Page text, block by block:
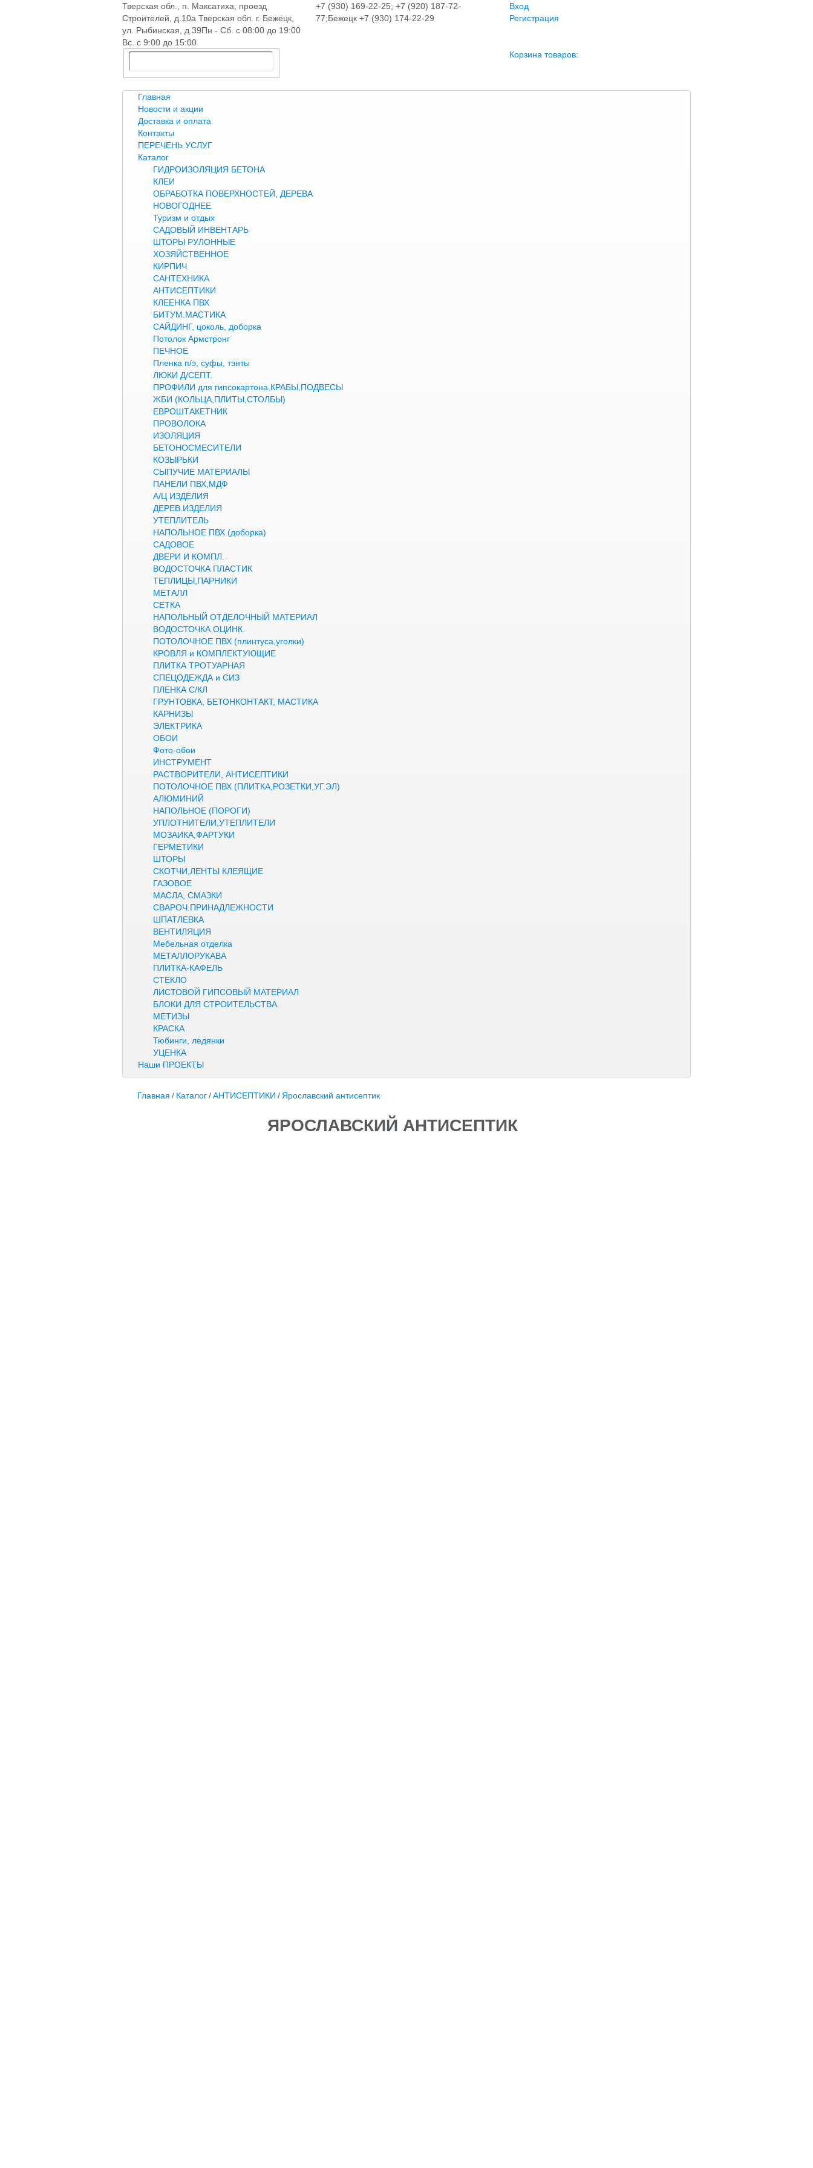
Тверская обл., п. Максатиха, проезд
Строителей, д.10а Тверская обл. г. Бежецк,
ул. Рыбинская, д.39Пн - Сб. с 08:00 до 19:00
Вс. с 9:00 до 15:00
+7 (930) 169-22-25; +7 (920) 187-72-
77;Бежецк +7 (930) 174-22-29
Вход
Регистрация
Корзина товаров:
Главная
Новости и акции
Доставка и оплата
Контакты
ПЕРЕЧЕНЬ УСЛУГ
Каталог
ГИДРОИЗОЛЯЦИЯ БЕТОНА
КЛЕИ
ОБРАБОТКА ПОВЕРХНОСТЕЙ, ДЕРЕВА
НОВОГОДНЕЕ
Туризм и отдых
САДОВЫЙ ИНВЕНТАРЬ
ШТОРЫ РУЛОННЫЕ
ХОЗЯЙСТВЕННОЕ
КИРПИЧ
САНТЕХНИКА
АНТИСЕПТИКИ
КЛЕЕНКА ПВХ
БИТУМ.МАСТИКА
САЙДИНГ, цоколь, доборка
Потолок Армстронг
ПЕЧНОЕ
Пленка п/э, суфы, тэнты
ЛЮКИ Д/СЕПТ.
ПРОФИЛИ для гипсокартона,КРАБЫ,ПОДВЕСЫ
ЖБИ (КОЛЬЦА,ПЛИТЫ,СТОЛБЫ)
ЕВРОШТАКЕТНИК
ПРОВОЛОКА
ИЗОЛЯЦИЯ
БЕТОНОСМЕСИТЕЛИ
КОЗЫРЬКИ
СЫПУЧИЕ МАТЕРИАЛЫ
ПАНЕЛИ ПВХ,МДФ
А/Ц ИЗДЕЛИЯ
ДЕРЕВ.ИЗДЕЛИЯ
УТЕПЛИТЕЛЬ
НАПОЛЬНОЕ ПВХ (доборка)
САДОВОЕ
ДВЕРИ И КОМПЛ.
ВОДОСТОЧКА ПЛАСТИК
ТЕПЛИЦЫ,ПАРНИКИ
МЕТАЛЛ
СЕТКА
НАПОЛЬНЫЙ ОТДЕЛОЧНЫЙ МАТЕРИАЛ
ВОДОСТОЧКА ОЦИНК.
ПОТОЛОЧНОЕ ПВХ (плинтуса,уголки)
КРОВЛЯ и КОМПЛЕКТУЮЩИЕ
ПЛИТКА ТРОТУАРНАЯ
СПЕЦОДЕЖДА и СИЗ
ПЛЕНКА С/КЛ
ГРУНТОВКА, БЕТОНКОНТАКТ, МАСТИКА
КАРНИЗЫ
ЭЛЕКТРИКА
ОБОИ
Фото-обои
ИНСТРУМЕНТ
РАСТВОРИТЕЛИ, АНТИСЕПТИКИ
ПОТОЛОЧНОЕ ПВХ (ПЛИТКА,РОЗЕТКИ,УГ.ЭЛ)
АЛЮМИНИЙ
НАПОЛЬНОЕ (ПОРОГИ)
УПЛОТНИТЕЛИ,УТЕПЛИТЕЛИ
МОЗАИКА,ФАРТУКИ
ГЕРМЕТИКИ
ШТОРЫ
СКОТЧИ,ЛЕНТЫ КЛЕЯЩИЕ
ГАЗОВОЕ
МАСЛА, СМАЗКИ
СВАРОЧ.ПРИНАДЛЕЖНОСТИ
ШПАТЛЕВКА
ВЕНТИЛЯЦИЯ
Мебельная отделка
МЕТАЛЛОРУКАВА
ПЛИТКА-КАФЕЛЬ
СТЕКЛО
ЛИСТОВОЙ ГИПСОВЫЙ МАТЕРИАЛ
БЛОКИ ДЛЯ СТРОИТЕЛЬСТВА
МЕТИЗЫ
КРАСКА
Тюбинги, ледянки
УЦЕНКА
Наши ПРОЕКТЫ
Главная / Каталог/АНТИСЕПТИКИ /Ярославский антисептик
ЯРОСЛАВСКИЙ АНТИСЕПТИК